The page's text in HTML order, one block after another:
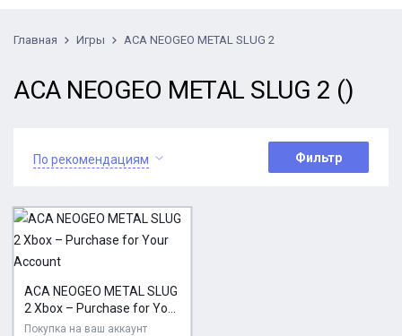
Главная Игры ACA NEOGEO METAL SLUG 2
ACA NEOGEO METAL SLUG 2 ()
По рекомендациям Фильтр
ACA NEOGEO METAL SLUG
2 Xbox – Purchase for Your
Account
Покупка на ваш аккаунт